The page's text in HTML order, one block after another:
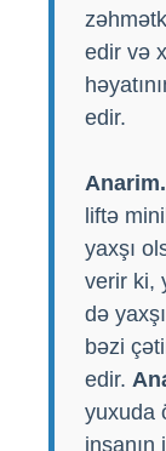
edir və
edir.
liftə
yaxşı
verir ki,
də
bəzi
edir.
yuxuda
insanın